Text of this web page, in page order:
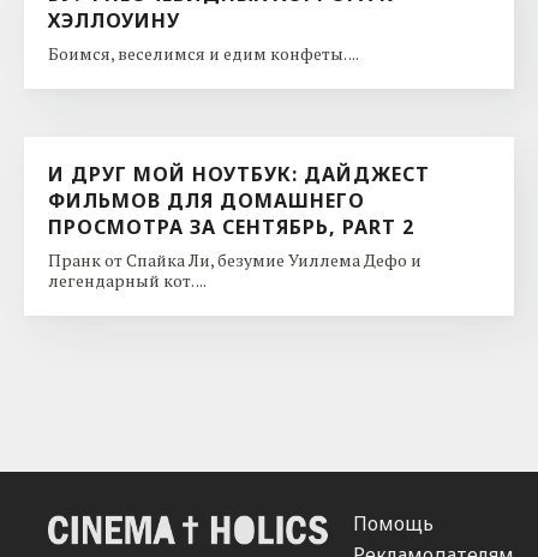
ХЭЛЛОУИНУ
Боимся, веселимся и едим конфеты. ...
И ДРУГ МОЙ НОУТБУК: ДАЙДЖЕСТ
ФИЛЬМОВ ДЛЯ ДОМАШНЕГО
ПРОСМОТРА ЗА СЕНТЯБРЬ, PART 2
Пранк от Спайка Ли, безумие Уиллема Дефо и
легендарный кот. ...
Помощь